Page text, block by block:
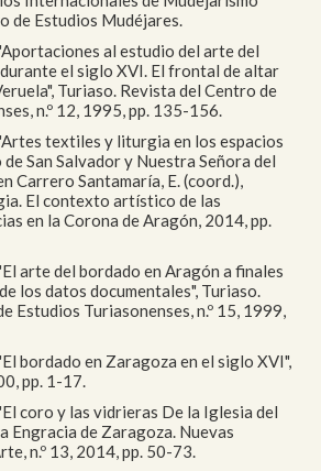
de Estudios Mudéjares.
al estudio del arte del
el siglo XVI. El frontal de altar
Turiaso. Revista del Centro de
n.º 12, 1995, pp. 135-156.
textiles y liturgia en los espacios
San Salvador y Nuestra Señora del
Carrero Santamaría, E. (coord.),
El contexto artístico de las
en la Corona de Aragón, 2014, pp.
arte del bordado en Aragón a finales
los datos documentales", Turiaso.
Estudios Turiasonenses, n.º 15, 1999,
bordado en Zaragoza en el siglo XVI",
pp. 1-17.
coro y las vidrieras De la Iglesia del
Engracia de Zaragoza. Nuevas
n.º 13, 2014, pp. 50-73.